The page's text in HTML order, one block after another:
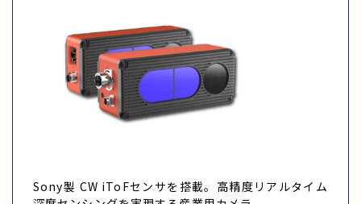
Sony製 CW iToFセンサを搭載。高精度リアルタイム